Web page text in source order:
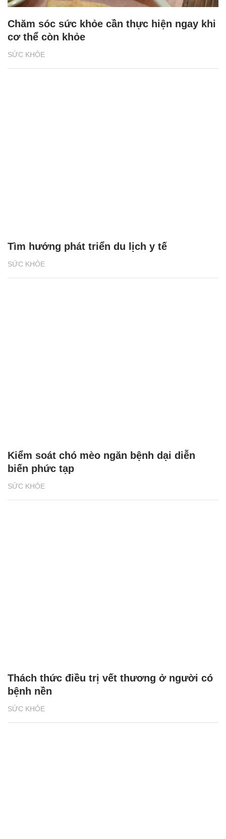
SỨC KHỎE
Chăm sóc sức khỏe cần thực hiện ngay khi
cơ thể còn khỏe
SỨC KHỎE
Tìm hướng phát triển du lịch y tế
SỨC KHỎE
Kiểm soát chó mèo ngăn bệnh dại diễn
biến phức tạp
SỨC KHỎE
Thách thức điều trị vết thương ở người có
bệnh nền